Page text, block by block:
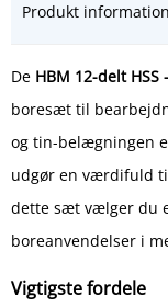
Produkt information
De HBM 12-delt
boresæt til
og tin-belægningen
udgør en værdifuld
dette sæt vælger du
boreanvendelser i
Vigtigste fordele